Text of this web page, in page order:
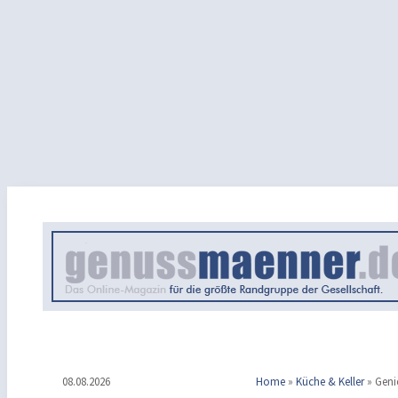
08.08.2026 Home » Küche & Keller »